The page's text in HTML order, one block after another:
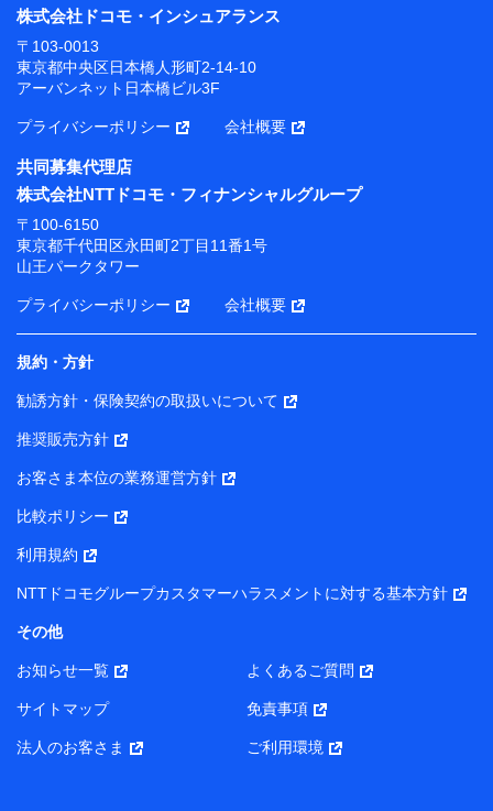
株式会社ドコモ・インシュアランス
〒103-0013
東京都中央区日本橋人形町2-14-10
アーバンネット日本橋ビル3F
プライバシーポリシー 会社概要
共同募集代理店
株式会社NTTドコモ・フィナンシャルグループ
〒100-6150
東京都千代田区永田町2丁目11番1号
山王パークタワー
プライバシーポリシー 会社概要
規約・方針
勧誘方針・保険契約の取扱いについて
推奨販売方針
お客さま本位の業務運営方針
比較ポリシー
利用規約
NTTドコモグループカスタマーハラスメントに対する基本方針
その他
お知らせ一覧 よくあるご質問
サイトマップ 免責事項
法人のお客さま ご利用環境